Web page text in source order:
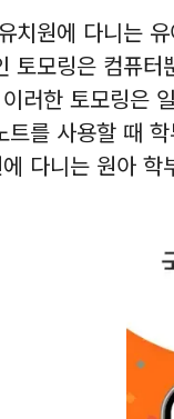
치원에 다니는
토모링은 컴퓨
러한 토모링은
트를 사용할 때
다니는 원아 학